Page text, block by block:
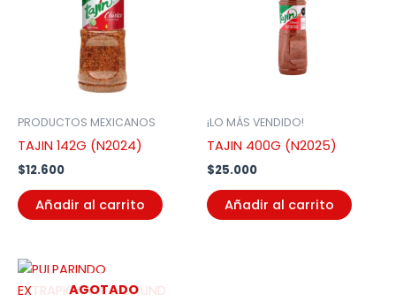
PRODUCTOS MEXICANOS
TAJIN 142G (N2024)
$12.600
Añadir al carrito
¡LO MÁS VENDIDO!
TAJIN 400G (N2025)
$25.000
Añadir al carrito
AGOTADO